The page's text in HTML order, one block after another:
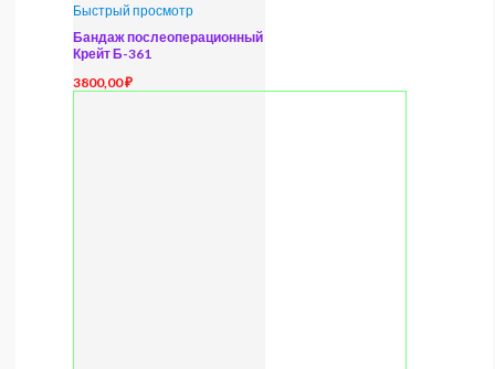
Быстрый просмотр
Бандаж послеоперационный
Крейт Б-361
3800,00₽